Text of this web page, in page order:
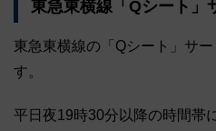
東急東横線「Qシート」
東急東横線の「Qシート」サ
す。
平日夜19時30分以降の時間帯